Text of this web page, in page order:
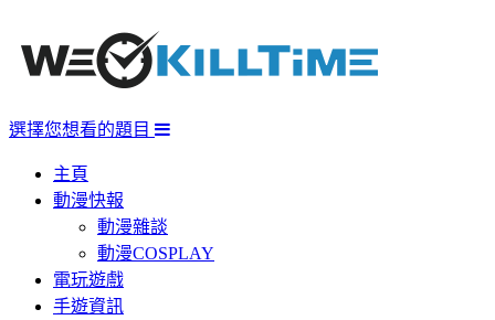
選擇您想看的題目
主頁
動漫快報
動漫雜談
動漫COSPLAY
電玩遊戲
手遊資訊